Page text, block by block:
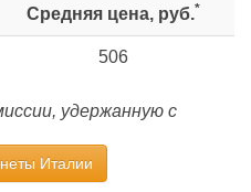
Средняя цена, руб.*
506
удержанную с
Италии